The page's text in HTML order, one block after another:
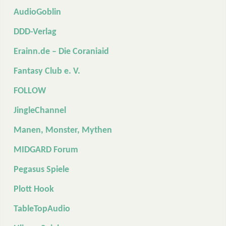
AudioGoblin
DDD-Verlag
Erainn.de – Die Coraniaid
Fantasy Club e. V.
FOLLOW
JingleChannel
Manen, Monster, Mythen
MIDGARD Forum
Pegasus Spiele
Plott Hook
TableTopAudio